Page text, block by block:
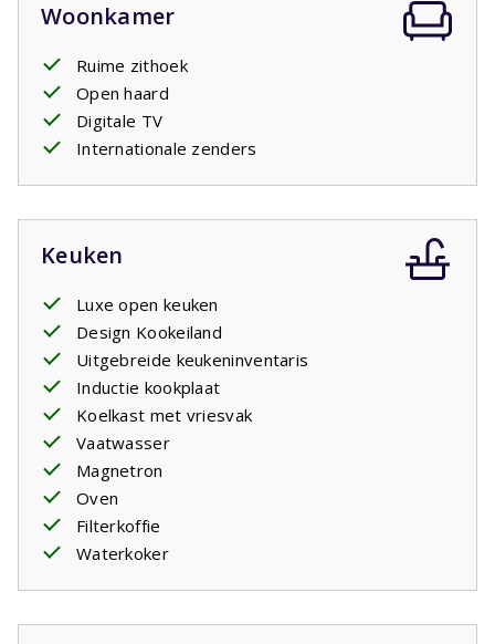
Woonkamer
Ruime zithoek
Open haard
Digitale TV
Internationale zenders
Keuken
Luxe open keuken
Design Kookeiland
Uitgebreide keukeninventaris
Inductie kookplaat
Koelkast met vriesvak
Vaatwasser
Magnetron
Oven
Filterkoffie
Waterkoker